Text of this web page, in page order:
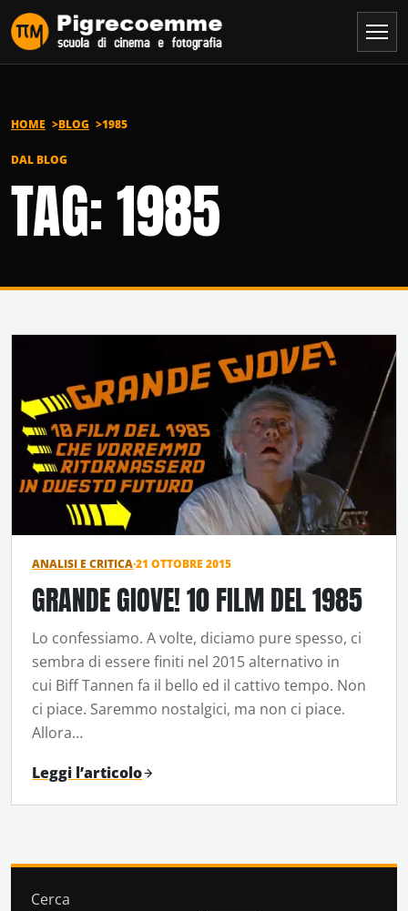
Vai al contenuto
HOME BLOG 1985
DAL BLOG
TAG: 1985
ANALISI E CRITICA·21 OTTOBRE 2015
GRANDE GIOVE! 10 FILM DEL 1985
Lo confessiamo. A volte, diciamo pure spesso, ci
sembra di essere finiti nel 2015 alternativo in
cui Biff Tannen fa il bello ed il cattivo tempo. Non
ci piace. Saremmo nostalgici, ma non ci piace.
Allora…
Leggi l’articolo
Cerca